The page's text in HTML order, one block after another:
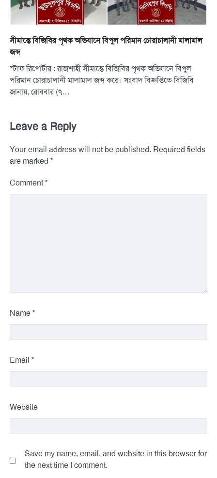
সীমান্তে বিজিবির পৃথক অভিযানে বিপুল পরিমান চোরাচালানী মালামাল
জব্দ
স্টাফ রিপোর্টার : রাজশাহী সীমান্তে বিজিবির পৃথক অভিযানে বিপুল
পরিমান চোরাচালানী মালামাল জব্দ করে। সংবাদ বিজ্ঞপ্তিতে বিজিবি
জানায়, রোববার (৭…
Leave a Reply
Your email address will not be published. Required fields
are marked *
Comment *
Name *
Email *
Website
Save my name, email, and website in this browser for
the next time I comment.